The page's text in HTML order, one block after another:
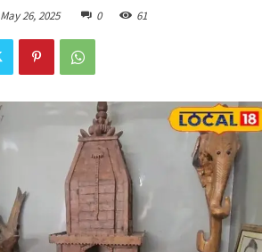
May 26, 2025 0 61